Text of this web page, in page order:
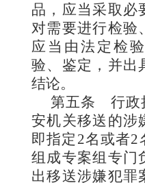
品，应当采取必
对需要进行检验
应当由法定检
验、鉴定，并出
结论。
第五条 行政
安机关移送的涉
即指定2名或者2
组成专案组专门
出移送涉嫌犯罪